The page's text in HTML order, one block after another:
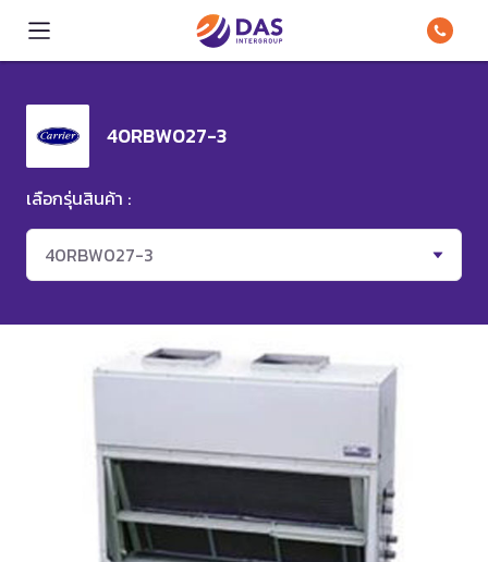
40RBW027-3
เลือกรุ่นสินค้า :
40RBW027-3